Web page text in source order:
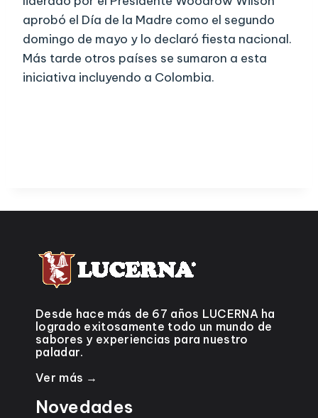
aprobó el Día de la Madre como el segundo
domingo de mayo y lo declaró fiesta nacional.
Más tarde otros países se sumaron a esta
iniciativa incluyendo a Colombia.
Desde hace más de 67 años LUCERNA ha
logrado exitosamente todo un mundo de
sabores y experiencias para nuestro
paladar.
Ver más →
Novedades